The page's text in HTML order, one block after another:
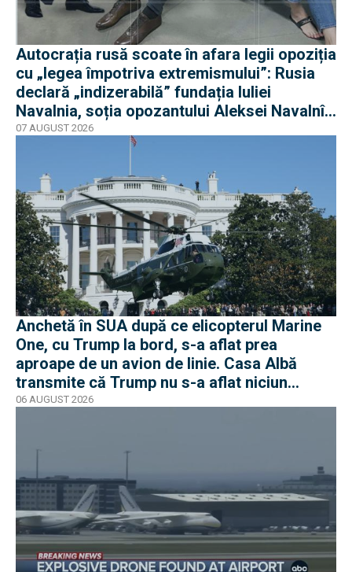
Autocrația rusă scoate în afara legii opoziția
cu „legea împotriva extremismului”: Rusia
declară „indizerabilă” fundația Iuliei
Navalnia, soția opozantului Aleksei Navalnîi,
ucis în închisorile siberiene
07 AUGUST 2026
Anchetă în SUA după ce elicopterul Marine
One, cu Trump la bord, s-a aflat prea
aproape de un avion de linie. Casa Albă
transmite că Trump nu s-a aflat niciun
moment în pericol
06 AUGUST 2026